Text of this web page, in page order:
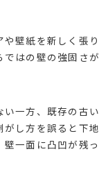
壁紙を新しく張り
はの壁の強固さが
一方、既存の古い
し方を誤ると下地
一面に凸凹が残っ